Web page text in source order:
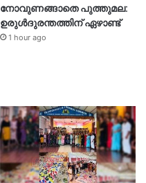
നോവുണങ്ങാതെ പുത്തുമല:
ഉരുൾദുരന്തത്തിന് ഏഴാണ്ട്
1 hour ago